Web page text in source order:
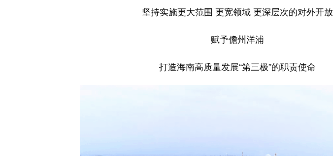
坚持实施更大范围 更宽领域 更深层次的对外开放
赋予儋州洋浦
打造海南高质量发展“第三极”的职责使命